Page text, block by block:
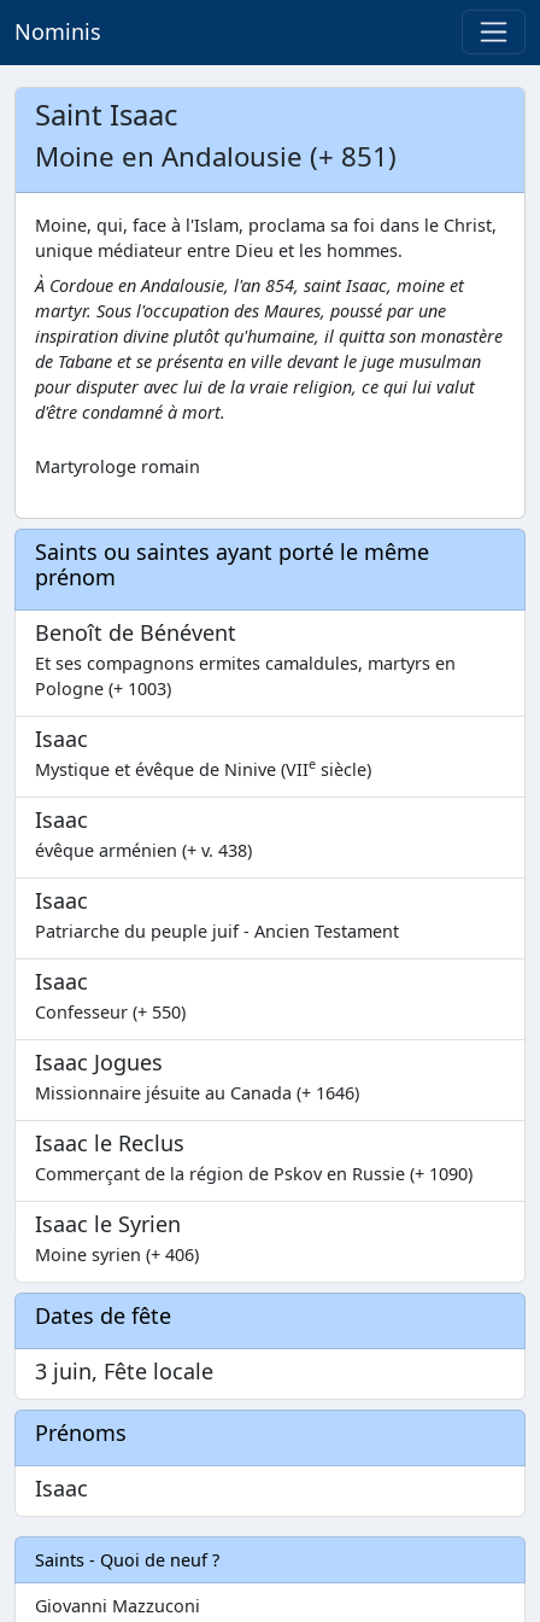
Nominis
Saint Isaac
Moine en Andalousie (+ 851)
Moine, qui, face à l'Islam, proclama sa foi dans le Christ,
unique médiateur entre Dieu et les hommes.
À Cordoue en Andalousie, l'an 854, saint Isaac, moine et
martyr. Sous l'occupation des Maures, poussé par une
inspiration divine plutôt qu'humaine, il quitta son monastère
de Tabane et se présenta en ville devant le juge musulman
pour disputer avec lui de la vraie religion, ce qui lui valut
d'être condamné à mort.
Martyrologe romain
Saints ou saintes ayant porté le même
prénom
Benoît de Bénévent
Et ses compagnons ermites camaldules, martyrs en
Pologne (+ 1003)
Isaac
Mystique et évêque de Ninive (VIIe siècle)
Isaac
évêque arménien (+ v. 438)
Isaac
Patriarche du peuple juif - Ancien Testament
Isaac
Confesseur (+ 550)
Isaac Jogues
Missionnaire jésuite au Canada (+ 1646)
Isaac le Reclus
Commerçant de la région de Pskov en Russie (+ 1090)
Isaac le Syrien
Moine syrien (+ 406)
Dates de fête
3 juin, Fête locale
Prénoms
Isaac
Saints - Quoi de neuf ?
Giovanni Mazzuconi